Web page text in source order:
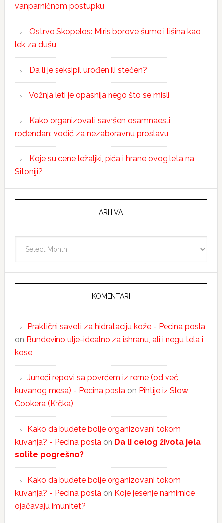
vanparničnom postupku
Ostrvo Skopelos: Miris borove šume i tišina kao
lek za dušu
Da li je seksipil urođen ili stečen?
Vožnja leti je opasnija nego što se misli
Kako organizovati savršen osamnaesti
rođendan: vodič za nezaboravnu proslavu
Koje su cene ležaljki, pića i hrane ovog leta na
Sitoniji?
ARHIVA
KOMENTARI
Praktični saveti za hidrataciju kože - Pecina posla
on Bundevino ulje-idealno za ishranu, ali i negu tela i
kose
Juneći repovi sa povrćem iz rerne (od već
kuvanog mesa) - Pecina poslaon Pihtije iz Slow
Cookera (Krčka)
Kako da budete bolje organizovani tokom
kuvanja? - Pecina poslaon Da li celog života jela
solite pogrešno?
Kako da budete bolje organizovani tokom
kuvanja? - Pecina poslaon Koje jesenje namirnice
ojačavaju imunitet?